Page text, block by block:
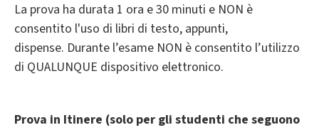
La prova ha durata 1 ora e 30 minuti e NON è
consentito l'uso di libri di testo, appunti,
dispense. Durante l’esame NON è consentito l’utilizzo
di QUALUNQUE dispositivo elettronico.
Prova in Itinere (solo per gli studenti che seguono